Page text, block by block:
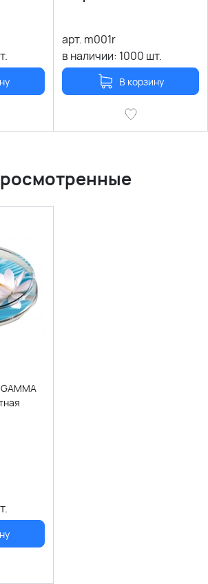
арт. m001r
в наличии: 1000 шт.
В корзину